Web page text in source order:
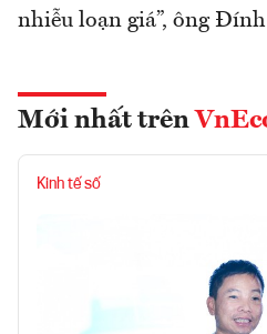
nhiễu loạn giá”, ông
Mới nhất trên
Kinh tế số